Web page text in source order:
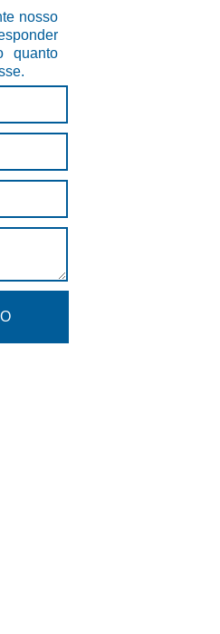
nosso
quanto